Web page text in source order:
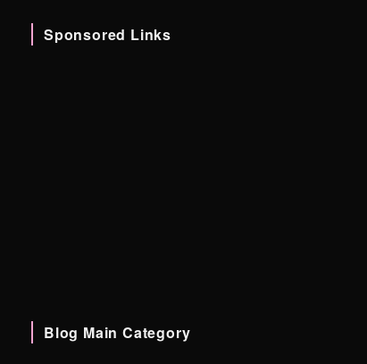
Sponsored Links
Blog Main Category